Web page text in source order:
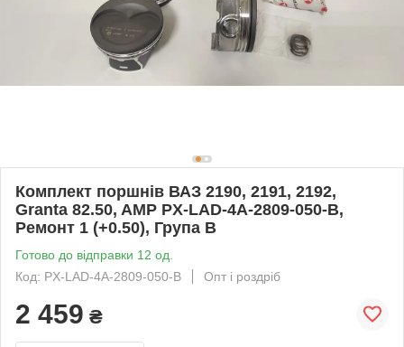
Комплект поршнів ВАЗ 2190, 2191, 2192,
Granta 82.50, AMP PX-LAD-4A-2809-050-B,
Ремонт 1 (+0.50), Група B
Готово до відправки 12 од.
Код: PX-LAD-4A-2809-050-B
Опт і роздріб
2 459 ₴